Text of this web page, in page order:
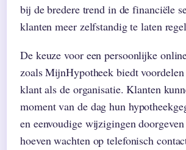
bij de bredere trend in de financiële
klanten meer zelfstandig te laten
De keuze voor een persoonlijke
zoals MijnHypotheek biedt
klant als de organisatie. Klanten
moment van de dag hun
en eenvoudige wijzigingen
hoeven wachten op telefonisch